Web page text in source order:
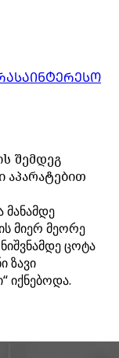
ᲡᲐᲘᲜᲢᲔᲠᲔᲡᲝ
შემდეგ
აპარატებით
მანამდე
მიერ მეორე
ცოტა
ზავი
იქნებოდა.